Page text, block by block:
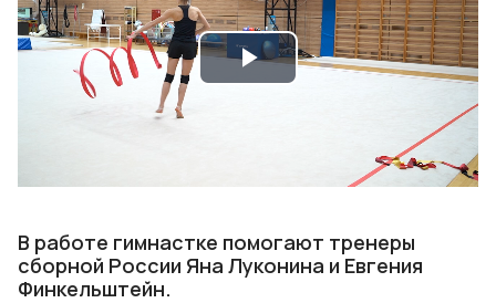
Play
В работе гимнастке помогают тренеры
сборной России Яна Луконина и Евгения
Финкельштейн.